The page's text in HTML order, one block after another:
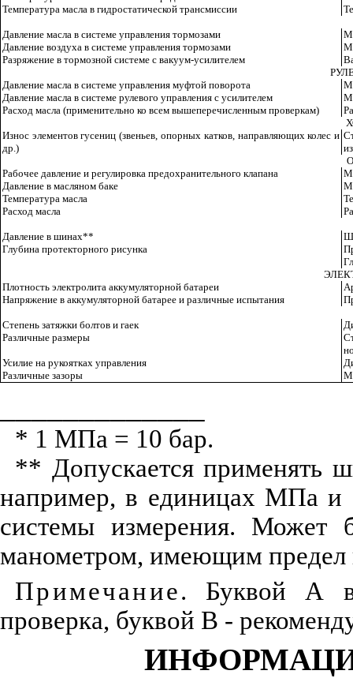
Температура масла в гидростатической трансмиссии
Давление масла в системе управления тормозами
Давление воздуха в системе управления тормозами
Разряжение в тормозной системе с вакуум-усилителем
Давление масла в системе управления муфтой поворота
Давление масла в системе рулевого управления с усилителем
Расход масла (применительно ко всем вышеперечисленным проверкам)
Износ элементов гусениц (звеньев, опорных катков, направляющих колес и
др.)
Рабочее давление и регулировка предохранительного клапана
Давление в масляном баке
Температура масла
Расход масла
Давление в шинах**
Глубина протекторного рисунка
Плотность электролита аккумуляторной батареи
Напряжение в аккумуляторной батарее и различные испытания
Степень затяжки болтов и гаек
Различные размеры
Усилие на рукоятках управления
Различные зазоры
* 1 МПа = 10 бар.
** Допускается применять
например, в единицах МПа и
системы измерения. Может
манометром, имеющим
Примечание. Буквой А в
проверка, буквой В -